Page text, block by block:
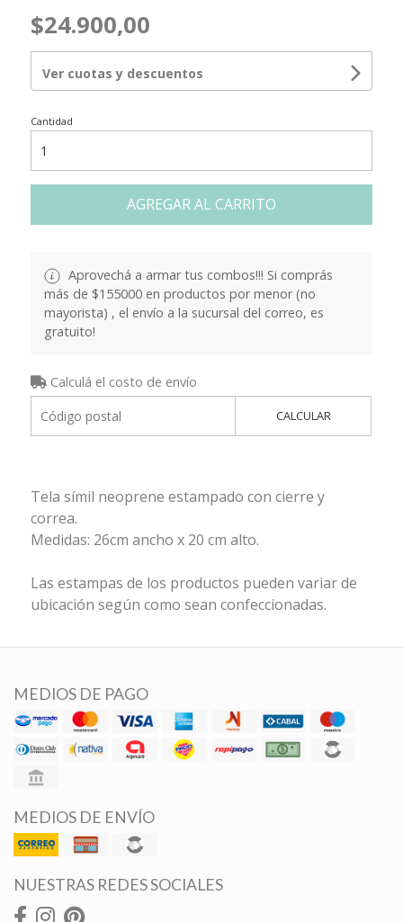
$24.900,00
Ver cuotas y descuentos
Cantidad
AGREGAR AL CARRITO
Aprovechá a armar tus combos!!! Si comprás
más de $155000 en productos por menor (no
mayorista) , el envío a la sucursal del correo, es
gratuito!
Calculá el costo de envío
CALCULAR
Tela símil neoprene estampado con cierre y
correa.
Medidas: 26cm ancho x 20 cm alto.
Las estampas de los productos pueden variar de
ubicación según como sean confeccionadas.
MEDIOS DE PAGO
MEDIOS DE ENVÍO
NUESTRAS REDES SOCIALES